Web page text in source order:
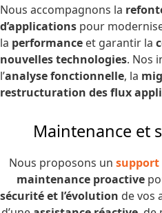
Nous accompagnons la
d’applications pour
la performance et garantir la
nouvelles technologies. Nos
l’analyse fonctionnelle, la
restructuration des flux
Maintenance et
Nous proposons un
maintenance proactive
sécurité et l’évolution de vos